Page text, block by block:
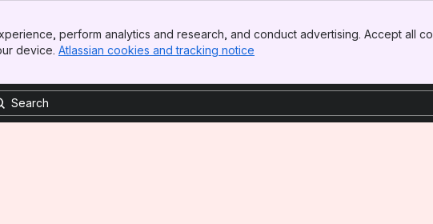
perform analytics and research, and conduct advertising. Accept all
device. Atlassian cookies and tracking notice